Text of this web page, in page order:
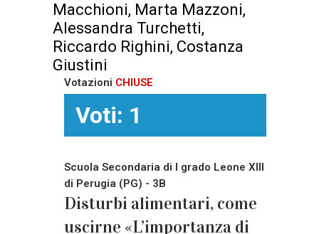
Macchioni, Marta Mazzoni,
Alessandra Turchetti,
Riccardo Righini, Costanza
Giustini
Votazioni CHIUSE
Voti: 1
Scuola Secondaria di I grado Leone XIII
di Perugia (PG) - 3B
Disturbi alimentari, come
uscirne «L’importanza di